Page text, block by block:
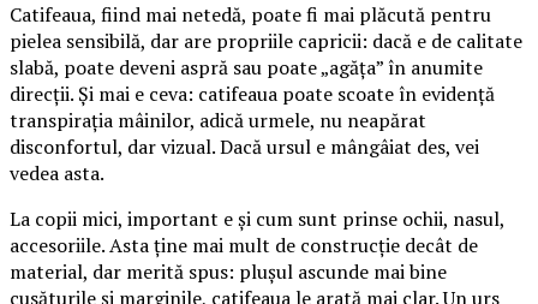
Catifeaua, fiind mai netedă, poate fi mai plăcută pentru
pielea sensibilă, dar are propriile capricii: dacă e de calitate
slabă, poate deveni aspră sau poate „agăța” în anumite
direcții. Și mai e ceva: catifeaua poate scoate în evidență
transpirația mâinilor, adică urmele, nu neapărat
disconfortul, dar vizual. Dacă ursul e mângâiat des, vei
vedea asta.
La copii mici, important e și cum sunt prinse ochii, nasul,
accesoriile. Asta ține mai mult de construcție decât de
material, dar merită spus: plușul ascunde mai bine
cusăturile și marginile, catifeaua le arată mai clar. Un urs